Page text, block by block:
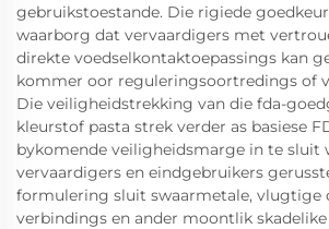
gebruikstoestande. Die rigiede
waarborg dat vervaardigers met
direkte voedselkontaktoepassings kan
kommer oor reguleringsoortredings of
Die veiligheidstrekking van die fda-
kleurstof pasta strek verder as basiese
bykomende veiligheidsmarge in te sluit
vervaardigers en eindgebruikers
formulering sluit swaarmetale, vlugtige
verbindings en ander moontlik